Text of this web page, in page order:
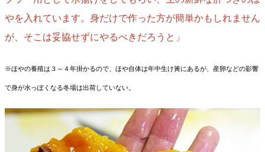
やを入れています。身だけで作った方が簡単かもしれません
が、そこは妥協せずにやるべきだろうと」
※ほやの養殖は３～４年掛かるので、ほや自体は年中生け簀にあるが、産卵などの影響
で身が水っぽくなる冬場は出荷していない。